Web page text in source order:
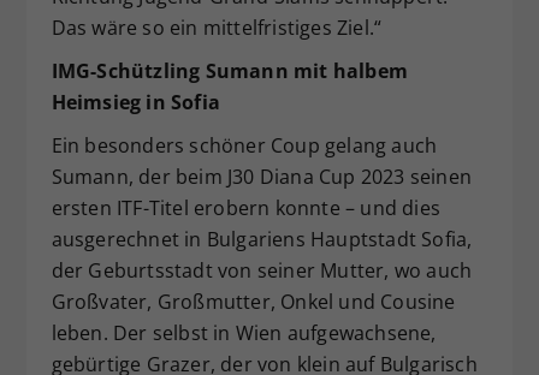
Das wäre so ein mittelfristiges Ziel.“
IMG-Schützling Sumann mit halbem
Heimsieg in Sofia
Ein besonders schöner Coup gelang auch
Sumann, der beim J30 Diana Cup 2023 seinen
ersten ITF-Titel erobern konnte – und dies
ausgerechnet in Bulgariens Hauptstadt Sofia,
der Geburtsstadt von seiner Mutter, wo auch
Großvater, Großmutter, Onkel und Cousine
leben. Der selbst in Wien aufgewachsene,
gebürtige Grazer, der von klein auf Bulgarisch